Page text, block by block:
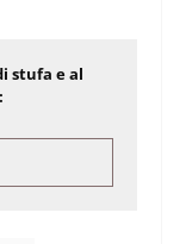
stufa e al